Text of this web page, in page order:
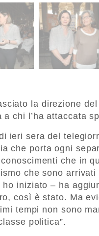
la direzione
chi l’ha attaccata
ieri sera del
che porta ogni
che in
che sono
ho iniziato – ha
così è stato. Ma
tempi non sono
politica”.